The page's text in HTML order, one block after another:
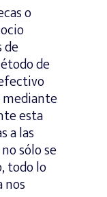
o
de
de
esta
a las
sólo se
todo lo